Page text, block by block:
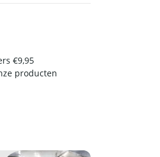
€9,95
producten